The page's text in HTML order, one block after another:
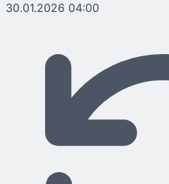
30.01.2026 04:00